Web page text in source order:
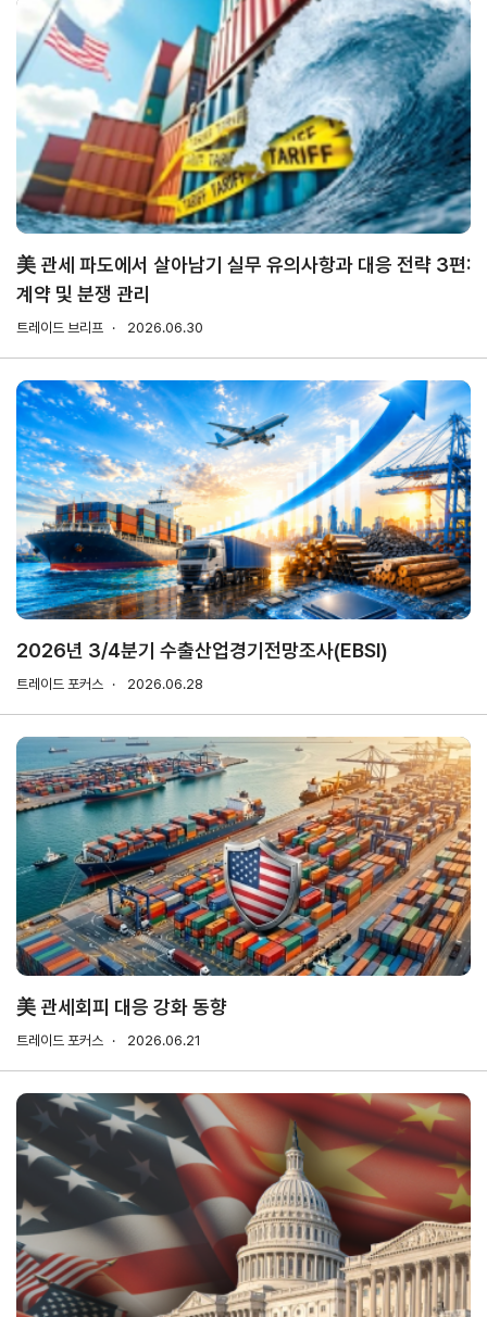
사회
공헌
활동
활동소개
CI규
정/
서체
마이페이지
홈
KITA
.net
서비스
신청내역
자문/
상담
내역
관심정보
KITA
멤버
십
무역
아카
데미
자사
정보
관리
회원
정보
관리
기업전용
회원
사검
색
사가
입
기업
정보
관리
무역
업고
유번
호
발급
자사
정보
조회
신청
회비
납부
현황
회비
납부
Utility
신문
고
홈
이용
약관
개인
정보
처리
방침
저작
권
정책
이메
일주
소무
단수
美 관세 파도에서 살아남기 실무 유의사항과 대응 전략 3편:
계약 및 분쟁 관리
트레이드 브리프 2026.06.30
2026년 3/4분기 수출산업경기전망조사(EBSI)
트레이드 포커스 2026.06.28
美 관세회피 대응 강화 동향
트레이드 포커스 2026.06.21